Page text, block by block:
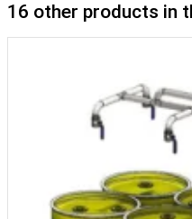
16 other products in